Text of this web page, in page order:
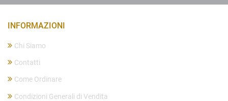
INFORMAZIONI
Chi Siamo
Contatti
Come Ordinare
Condizioni Generali di Vendita